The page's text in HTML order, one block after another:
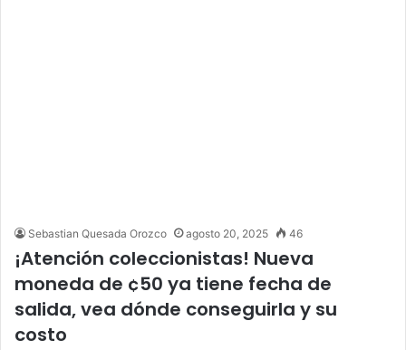
Sebastian Quesada Orozco agosto 20, 2025 46
¡Atención coleccionistas! Nueva
moneda de ¢50 ya tiene fecha de
salida, vea dónde conseguirla y su
costo